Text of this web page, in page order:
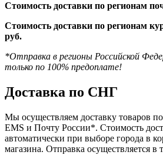
Стоимость доставки по регионам
Стоимость доставки по регионам
руб.
*Отправка в регионы Российской
только по 100% предоплате!
Доставка по СНГ
Мы осуществляем доставку товаров
EMS и Почту России*. Стоимость
автоматически при выборе города в
магазина. Отправка осуществляется в